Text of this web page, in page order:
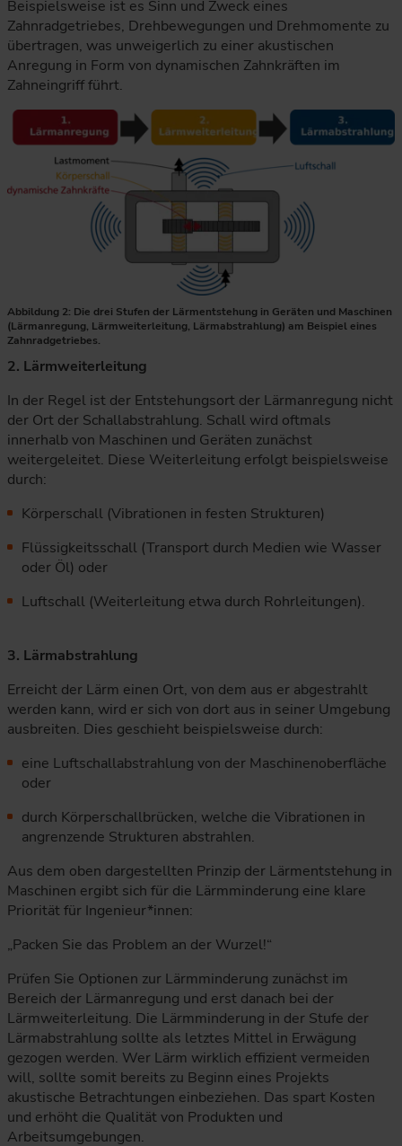
Beispielsweise ist es Sinn und Zweck eines
Zahnradgetriebes, Drehbewegungen und Drehmomente zu
übertragen, was unweigerlich zu einer akustischen
Anregung in Form von dynamischen Zahnkräften im
Zahneingriff führt.
Abbildung 2: Die drei Stufen der Lärmentstehung in Geräten und Maschinen
(Lärmanregung, Lärmweiterleitung, Lärmabstrahlung) am Beispiel eines
Zahnradgetriebes.
Die Darstellung erklärt Lärmentstehung am Beispiel eines
2. Lärmweiterleitung
In der Regel ist der Entstehungsort der Lärmanregung nicht
der Ort der Schallabstrahlung. Schall wird oftmals
innerhalb von Maschinen und Geräten zunächst
weitergeleitet. Diese Weiterleitung erfolgt beispielsweise
durch:
Körperschall (Vibrationen in festen Strukturen)
Flüssigkeitsschall (Transport durch Medien wie Wasser
oder Öl) oder
Luftschall (Weiterleitung etwa durch Rohrleitungen).
3. Lärmabstrahlung
Erreicht der Lärm einen Ort, von dem aus er abgestrahlt
werden kann, wird er sich von dort aus in seiner Umgebung
ausbreiten. Dies geschieht beispielsweise durch:
eine Luftschallabstrahlung von der Maschinenoberfläche
oder
durch Körperschallbrücken, welche die Vibrationen in
angrenzende Strukturen abstrahlen.
Aus dem oben dargestellten Prinzip der Lärmentstehung in
Maschinen ergibt sich für die Lärmminderung eine klare
Priorität für Ingenieur*innen:
„Packen Sie das Problem an der Wurzel!“
Prüfen Sie Optionen zur Lärmminderung zunächst im
Bereich der Lärmanregung und erst danach bei der
Lärmweiterleitung. Die Lärmminderung in der Stufe der
Lärmabstrahlung sollte als letztes Mittel in Erwägung
gezogen werden. Wer Lärm wirklich effizient vermeiden
will, sollte somit bereits zu Beginn eines Projekts
akustische Betrachtungen einbeziehen. Das spart Kosten
und erhöht die Qualität von Produkten und
Arbeitsumgebungen.